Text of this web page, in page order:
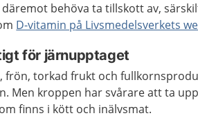
behöva ta tillskott av,
D-vitamin på Livsmedelsverkets
för järnupptaget
frön, torkad frukt och
Men kroppen har svårare att ta
finns i kött och inälvsmat.